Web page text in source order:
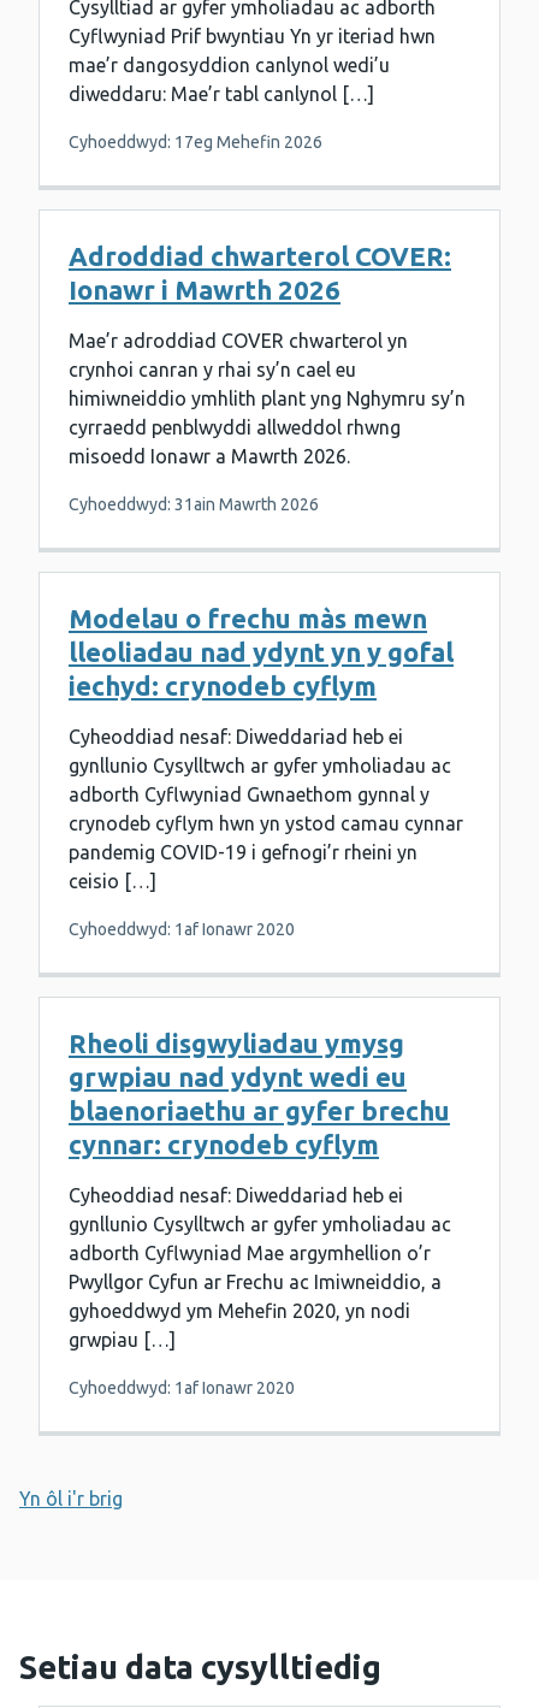
Cysylltiad ar gyfer ymholiadau ac adborth
Cyflwyniad Prif bwyntiau Yn yr iteriad hwn
mae’r dangosyddion canlynol wedi’u
diweddaru: Mae’r tabl canlynol […]
Cyhoeddwyd: 17eg Mehefin 2026
Adroddiad chwarterol COVER:
Ionawr i Mawrth 2026
Mae’r adroddiad COVER chwarterol yn
crynhoi canran y rhai sy’n cael eu
himiwneiddio ymhlith plant yng Nghymru sy’n
cyrraedd penblwyddi allweddol rhwng
misoedd Ionawr a Mawrth 2026.
Cyhoeddwyd: 31ain Mawrth 2026
Modelau o frechu màs mewn
lleoliadau nad ydynt yn y gofal
iechyd: crynodeb cyflym
Cyheoddiad nesaf: Diweddariad heb ei
gynllunio Cysylltwch ar gyfer ymholiadau ac
adborth Cyflwyniad Gwnaethom gynnal y
crynodeb cyflym hwn yn ystod camau cynnar
pandemig COVID-19 i gefnogi’r rheini yn
ceisio […]
Cyhoeddwyd: 1af Ionawr 2020
Rheoli disgwyliadau ymysg
grwpiau nad ydynt wedi eu
blaenoriaethu ar gyfer brechu
cynnar: crynodeb cyflym
Cyheoddiad nesaf: Diweddariad heb ei
gynllunio Cysylltwch ar gyfer ymholiadau ac
adborth Cyflwyniad Mae argymhellion o’r
Pwyllgor Cyfun ar Frechu ac Imiwneiddio, a
gyhoeddwyd ym Mehefin 2020, yn nodi
grwpiau […]
Cyhoeddwyd: 1af Ionawr 2020
Yn ôl i'r brig
Setiau data cysylltiedig